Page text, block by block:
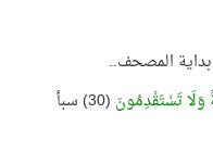
وَلَا تَسْتَقْدِمُونَ (30) سبأ